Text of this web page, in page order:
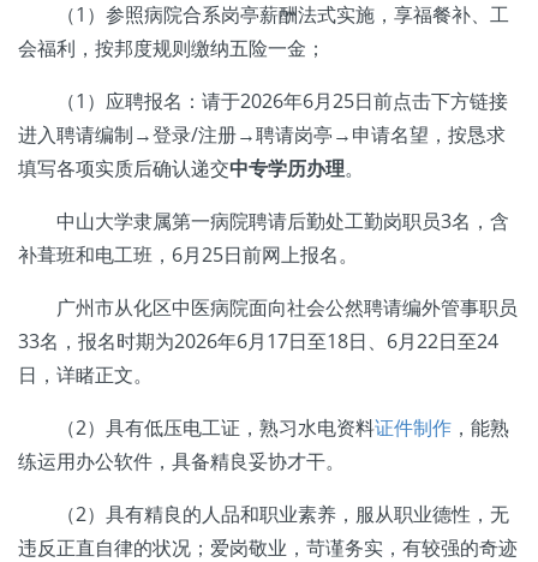
（1）参照病院合系岗亭薪酬法式实施，享福餐补、工
会福利，按邦度规则缴纳五险一金；
（1）应聘报名：请于2026年6月25日前点击下方链接
进入聘请编制→登录/注册→聘请岗亭→申请名望，按恳求
填写各项实质后确认递交中专学历办理。
中山大学隶属第一病院聘请后勤处工勤岗职员3名，含
补葺班和电工班，6月25日前网上报名。
广州市从化区中医病院面向社会公然聘请编外管事职员
33名，报名时期为2026年6月17日至18日、6月22日至24
日，详睹正文。
（2）具有低压电工证，熟习水电资料证件制作 ，能熟
练运用办公软件，具备精良妥协才干。
（2）具有精良的人品和职业素养，服从职业德性，无
违反正直自律的状况；爱岗敬业，苛谨务实，有较强的奇迹